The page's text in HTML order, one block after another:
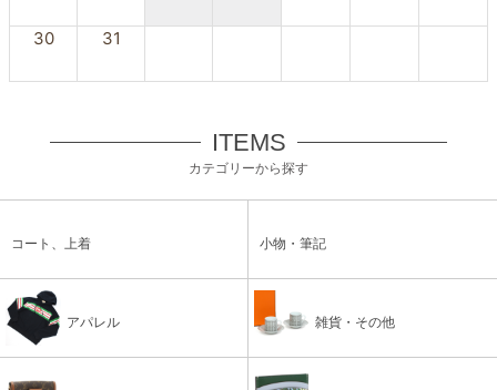
30 31
ITEMS
カテゴリーから探す
コート、上着 小物・筆記
アパレル 雑貨・その他